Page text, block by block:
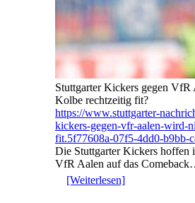
Stuttgarter Kickers gegen
Kolbe rechtzeitig fit?
https://www.stuttgarter-
kickers-gegen-vfr-aalen-wird-
fit.5f77608a-07f5-4dd0-b9bb-
Die Stuttgarter Kickers hoffen
VfR Aalen auf das
[Weiterlesen]